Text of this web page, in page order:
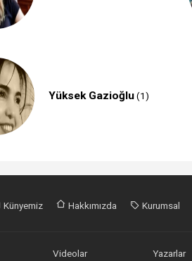
Yüksek Gazioğlu(1)
Künyemiz Hakkımızda Kurumsal
Videolar Yazarlar